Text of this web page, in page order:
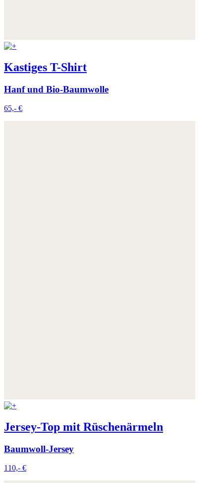
Kastiges T-Shirt
Hanf und Bio-Baumwolle
65,- €
Jersey-Top mit Rüschenärmeln
Baumwoll-Jersey
110,- €